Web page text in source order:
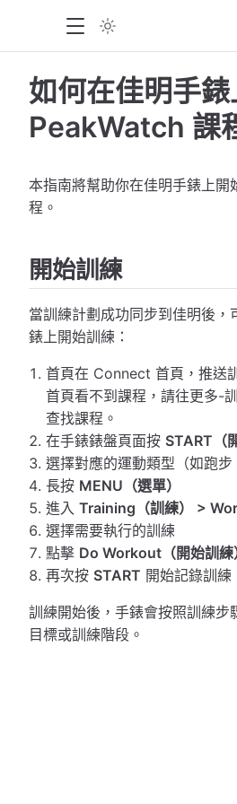
如何在佳明手
PeakWatch 課
本指南將幫助你在佳明手錶上
程。
開始訓練
當訓練計劃成功同步到佳明後，
錶上開始訓練：
首頁在 Connect 首頁，推送
首頁看不到課程，請往更多-
查找課程。
在手錶錶盤頁面按 START（
選擇對應的運動類型（如跑步
長按 MENU（選單）
進入Training（訓練） >
選擇需要執行的訓練
點擊 Do Workout（開始訓練
再次按 START 開始記錄訓練
訓練開始後，手錶會按照訓練步
目標或訓練階段。